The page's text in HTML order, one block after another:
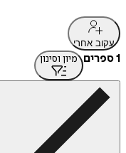
עקוב אחרי
1 ספרים מיון וסינון